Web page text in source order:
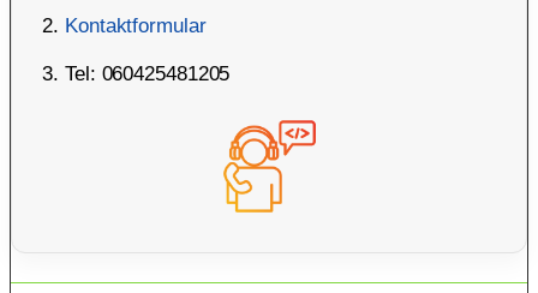
Kontaktformular
Tel: 060425481205